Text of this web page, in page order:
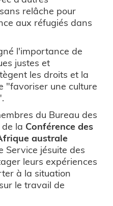
relâche pour
aux réfugiés dans
l'importance de
justes et
les droits et la
"favoriser une culture
du Bureau des
la Conférence des
australe
Service jésuite des
leurs expériences
à la situation
le travail de